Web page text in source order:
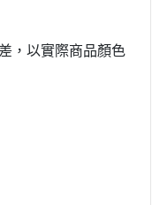
，以實際商品顏色